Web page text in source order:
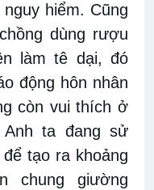
hiểm. Cũng
dùng rượu
làm tê dại, đó
động hôn nhân
còn vui thích ở
ta đang sử
tạo ra khoảng
chung giường